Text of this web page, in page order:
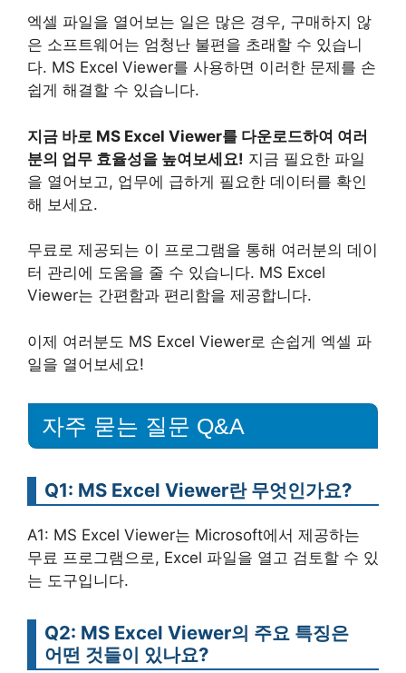
엑셀 파일을 열어보는 일은 많은 경우, 구매하지 않
은 소프트웨어는 엄청난 불편을 초래할 수 있습니
다. MS Excel Viewer를 사용하면 이러한 문제를 손
쉽게 해결할 수 있습니다.
지금 바로 MS Excel Viewer를 다운로드하여 여러
분의 업무 효율성을 높여보세요! 지금 필요한 파일
을 열어보고, 업무에 급하게 필요한 데이터를 확인
해 보세요.
무료로 제공되는 이 프로그램을 통해 여러분의 데이
터 관리에 도움을 줄 수 있습니다. MS Excel
Viewer는 간편함과 편리함을 제공합니다.
이제 여러분도 MS Excel Viewer로 손쉽게 엑셀 파
일을 열어보세요!
자주 묻는 질문 Q&A
Q1: MS Excel Viewer란 무엇인가요?
A1: MS Excel Viewer는 Microsoft에서 제공하는
무료 프로그램으로, Excel 파일을 열고 검토할 수 있
는 도구입니다.
Q2: MS Excel Viewer의 주요 특징은
어떤 것들이 있나요?